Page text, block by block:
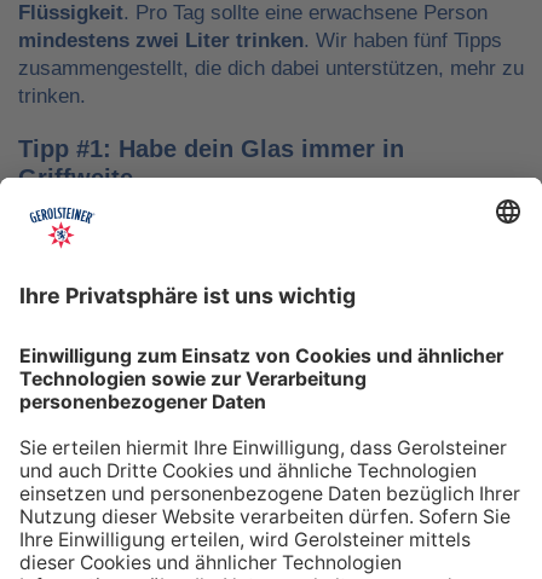
Flüssigkeit. Pro Tag sollte eine erwachsene Person
mindestens zwei Liter trinken. Wir haben fünf Tipps
zusammengestellt, die dich dabei unterstützen, mehr zu
trinken.
Tipp #1: Habe dein Glas immer in
Griffweite
Ob bei der Arbeit oder während der Freizeit: Wasser
nicht vergisst. Denke daran, auch unterwegs immer
etwas Wasser dabei zu haben. Kleine PET-Flaschen mit
hinnehmen.
Tipp #2: Trinke direkt nach dem Aufstehen
Über Nacht verliert dein Körper Flüssigkeit. Um gut in
den Tag zu starten, solltest du deshalb direkt nach dem
Aufstehen ein großes Glas Wasser trinken. Stelle dir
zum Beispiel eine Flasche Mineralwasser direkt ans